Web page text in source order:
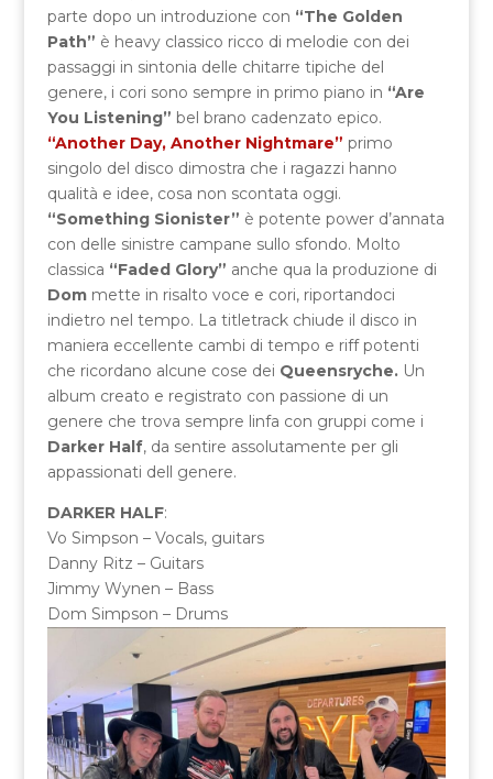
parte dopo un introduzione con “The Golden
Path” è heavy classico ricco di melodie con dei
passaggi in sintonia delle chitarre tipiche del
genere, i cori sono sempre in primo piano in “Are
You Listening” bel brano cadenzato epico.
“Another Day, Another Nightmare” primo
singolo del disco dimostra che i ragazzi hanno
qualità e idee, cosa non scontata oggi.
“Something Sionister” è potente power d’annata
con delle sinistre campane sullo sfondo. Molto
classica “Faded Glory” anche qua la produzione di
Dommette in risalto voce e cori, riportandoci
indietro nel tempo. La titletrack chiude il disco in
maniera eccellente cambi di tempo e riff potenti
che ricordano alcune cose dei Queensryche.Un
album creato e registrato con passione di un
genere che trova sempre linfa con gruppi come i
Darker Half, da sentire assolutamente per gli
appassionati dell genere.
DARKER HALF:
Vo Simpson – Vocals, guitars
Danny Ritz – Guitars
Jimmy Wynen – Bass
Dom Simpson – Drums